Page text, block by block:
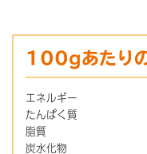
100gあたり
エネルギー
たんぱく質
脂質
炭水化物